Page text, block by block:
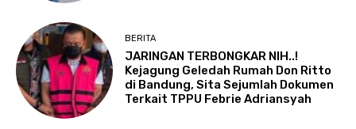
BERITA
JARINGAN TERBONGKAR NIH..!
Kejagung Geledah Rumah Don Ritto
di Bandung, Sita Sejumlah Dokumen
Terkait TPPU Febrie Adriansyah